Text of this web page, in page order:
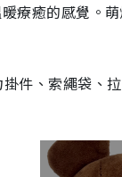
療癒的感覺。
件、索繩袋、